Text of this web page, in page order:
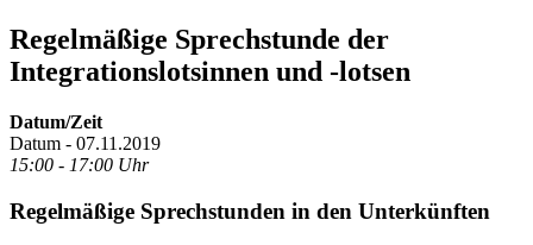
Regelmäßige Sprechstunde der
Integrationslotsinnen und -lotsen
Datum/Zeit
Datum - 07.11.2019
15:00 - 17:00 Uhr
Regelmäßige Sprechstunden in den Unterkünften